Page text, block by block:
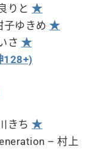
りと★
子ゆきめ★
さ ★
きち★
– 村上